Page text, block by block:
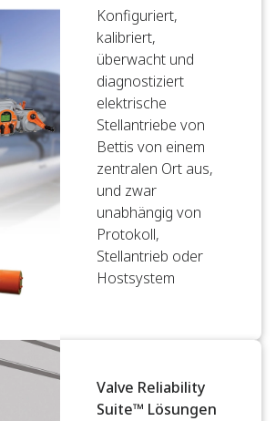
Konfiguriert,
kalibriert,
überwacht und
diagnostiziert
elektrische
Stellantriebe von
Bettis von einem
zentralen Ort aus,
und zwar
unabhängig von
Protokoll,
Stellantrieb oder
Hostsystem
Valve Reliability
Suite™ Lösungen